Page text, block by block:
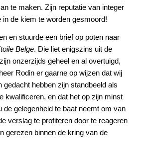
te maken. Zijn reputatie van integer
in de kiem te worden gesmoord!
en stuurde een brief op poten naar
Belge. Die liet enigszins uit de
onzerzijds geheel en al overtuigd,
Rodin er gaarne op wijzen dat wij
gedacht hebben zijn standbeeld als
kwalificeren, en dat het op zijn minst
de gelegenheid te baat neemt om van
verslag te profiteren door te reageren
gerezen binnen de kring van de